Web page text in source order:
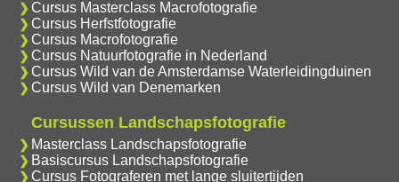
Cursus Masterclass Macrofotografie
Cursus Herfstfotografie
Cursus Macrofotografie
Cursus Natuurfotografie in Nederland
Cursus Wild van de Amsterdamse Waterleidingduinen
Cursus Wild van Denemarken
Cursussen Landschapsfotografie
Masterclass Landschapsfotografie
Basiscursus Landschapsfotografie
Cursus Fotograferen met lange sluitertijden